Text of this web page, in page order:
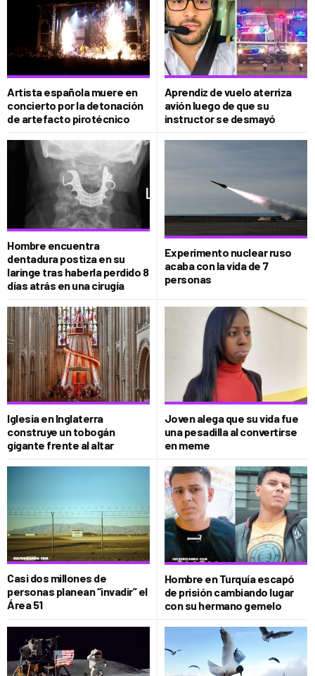
Artista española muere en
concierto por la detonación
de artefacto pirotécnico
Aprendiz de vuelo aterriza
avión luego de que su
instructor se desmayó
Hombre encuentra
dentadura postiza en su
laringe tras haberla perdido 8
días atrás en una cirugía
Experimento nuclear ruso
acaba con la vida de 7
personas
Iglesia en Inglaterra
construye un tobogán
gigante frente al altar
Joven alega que su vida fue
una pesadilla al convertirse
en meme
Casi dos millones de
personas planean “invadir” el
Área 51
Hombre en Turquía escapó
de prisión cambiando lugar
con su hermano gemelo